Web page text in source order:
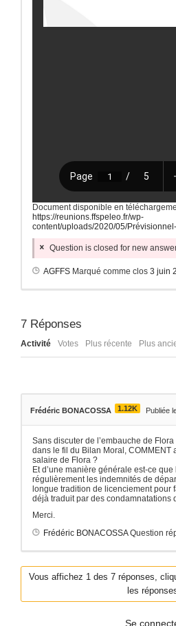
Document disponible en
https://reunions.ffspeleo.fr/wp-
content/uploads/2020/05/
Question is closed for new
AGFFS Marqué comme clos 3 juin
7 Réponses
Activité Votes Plus récente Plus
Frédéric BONACOSSA 1.12K Publiée
Sans discuter de l’embauche de
dans le fil du Bilan Moral, COMMENT
salaire de Flora ?
Et d’une manière générale est-ce
régulièrement les indemnités de
longue tradition de licenciement pour
déjà traduit par des condamnatations
Merci.
Frédéric BONACOSSAQuestion
Vous affichez 1 des 7 réponses,
les
Se